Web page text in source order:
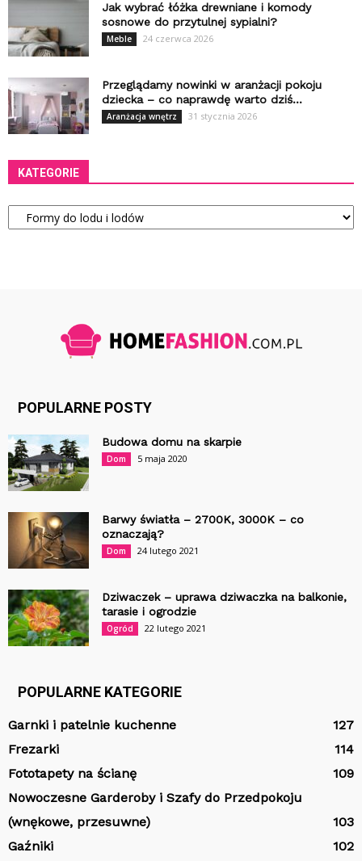
Jak wybrać łóżka drewniane i komody
sosnowe do przytulnej sypialni?
Meble 24 czerwca 2026
Przeglądamy nowinki w aranżacji pokoju
dziecka – co naprawdę warto dziś...
Aranżacja wnętrz 31 stycznia 2026
KATEGORIE
Kategorie
POPULARNE POSTY
Budowa domu na skarpie
Dom 5 maja 2020
Barwy światła – 2700K, 3000K – co
oznaczają?
Dom 24 lutego 2021
Dziwaczek – uprawa dziwaczka na balkonie,
tarasie i ogrodzie
Ogród 22 lutego 2021
POPULARNE KATEGORIE
Garnki i patelnie kuchenne
127
Frezarki
114
Fototapety na ścianę
109
Nowoczesne Garderoby i Szafy do Przedpokoju
(wnękowe, przesuwne)
103
Gaźniki
102